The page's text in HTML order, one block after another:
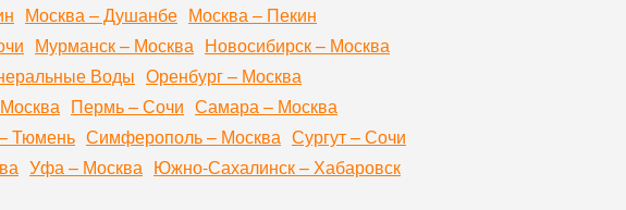
Москва – Душанбе Москва – Пекин
Мурманск – Москва Новосибирск – Москва
Воды Оренбург – Москва
Пермь – Сочи Самара – Москва
Тюмень Симферополь – Москва Сургут – Сочи
Уфа – Москва Южно-Сахалинск – Хабаровск